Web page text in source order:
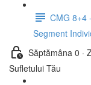
CMG 8+4
Segment
Săptămâna 0 ·
Sufletului Tău